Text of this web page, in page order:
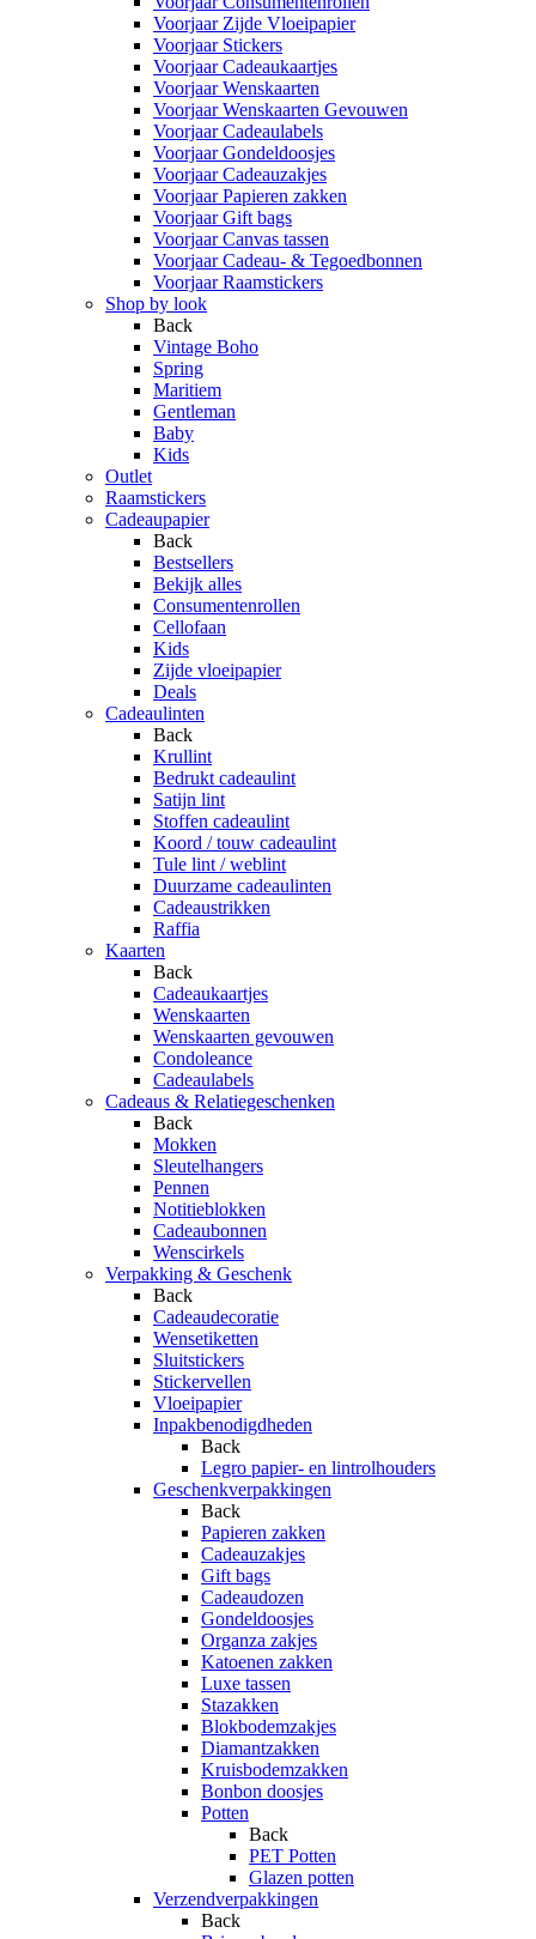
Voorjaar Zijde Vloeipapier
Voorjaar Stickers
Voorjaar Cadeaukaartjes
Voorjaar Wenskaarten
Voorjaar Wenskaarten Gevouwen
Voorjaar Cadeaulabels
Voorjaar Gondeldoosjes
Voorjaar Cadeauzakjes
Voorjaar Papieren zakken
Voorjaar Gift bags
Voorjaar Canvas tassen
Voorjaar Cadeau- & Tegoedbonnen
Voorjaar Raamstickers
Shop by look
Back
Vintage Boho
Spring
Maritiem
Gentleman
Baby
Kids
Outlet
Raamstickers
Cadeaupapier
Back
Bestsellers
Bekijk alles
Consumentenrollen
Cellofaan
Kids
Zijde vloeipapier
Deals
Cadeaulinten
Back
Krullint
Bedrukt cadeaulint
Satijn lint
Stoffen cadeaulint
Koord / touw cadeaulint
Tule lint / weblint
Duurzame cadeaulinten
Cadeaustrikken
Raffia
Kaarten
Back
Cadeaukaartjes
Wenskaarten
Wenskaarten gevouwen
Condoleance
Cadeaulabels
Cadeaus & Relatiegeschenken
Back
Mokken
Sleutelhangers
Pennen
Notitieblokken
Cadeaubonnen
Wenscirkels
Verpakking & Geschenk
Back
Cadeaudecoratie
Wensetiketten
Sluitstickers
Stickervellen
Vloeipapier
Inpakbenodigdheden
Back
Legro papier- en lintrolhouders
Geschenkverpakkingen
Back
Papieren zakken
Cadeauzakjes
Gift bags
Cadeaudozen
Gondeldoosjes
Organza zakjes
Katoenen zakken
Luxe tassen
Stazakken
Blokbodemzakjes
Diamantzakken
Kruisbodemzakken
Bonbon doosjes
Potten
Back
PET Potten
Glazen potten
Verzendverpakkingen
Back